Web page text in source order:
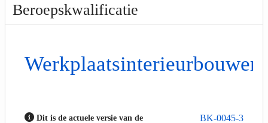
Beroepskwalificatie
Werkplaatsinterieurbouwer
BK-0045-3
Dit is de actuele versie van de